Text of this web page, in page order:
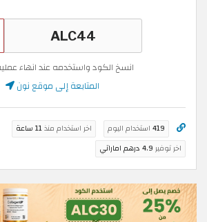
انسخ الكود واستخدمه عند انهاء
المتابعة إلى موقع نون
419 استخدام اليوم اخر استخدام منذ11 ساعة
اخر توفير 4.9 درهم اماراتي